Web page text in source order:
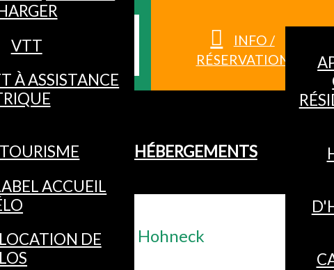
HAUTES-
INFO /
RÉSERVATION
VTT
À ASSISTANCE
ACCUEIL
LOCATION DE
HÉBERGEMENTS
pistes La Bresse Hohneck